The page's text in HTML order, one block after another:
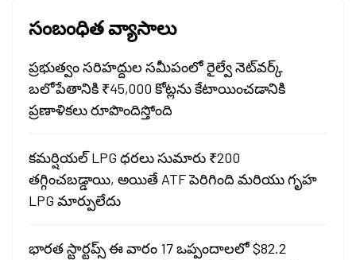
సంబంధిత వ్యాసాలు
ప్రభుత్వం సరిహద్దుల సమీపంలో రైల్వే నెట్‌వర్క్
బలోపేతానికి ₹45,000 కోట్లను కేటాయించడానికి
ప్రణాళికలు రూపొందిస్తోంది
కమర్షియల్ LPG ధరలు సుమారు ₹200
తగ్గించబడ్డాయి, అయితే ATF పెరిగింది మరియు గృహ
LPG మార్పులేదు
భారత స్టార్టప్స్ ఈ వారం 17 ఒప్పందాలలో $82.2